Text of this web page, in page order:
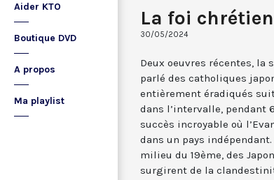
Aider KTO
Boutique DVD
A propos
Ma playlist
La foi
30/05/2024
Deux oeuvres récentes, la
parlé des catholiques
entièrement éradiqués
dans l’intervalle, pendant
succès incroyable où
dans un pays
milieu du 19ème, des
surgirent de la